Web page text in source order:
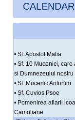
• Sf. Apostol Matia
• Sf. 10 Mucenici,
si Dumnezeului nostru
• Sf. Mucenic Antonim
• Sf. Cuvios Psoe
• Pomenirea aflarii
Camoliane